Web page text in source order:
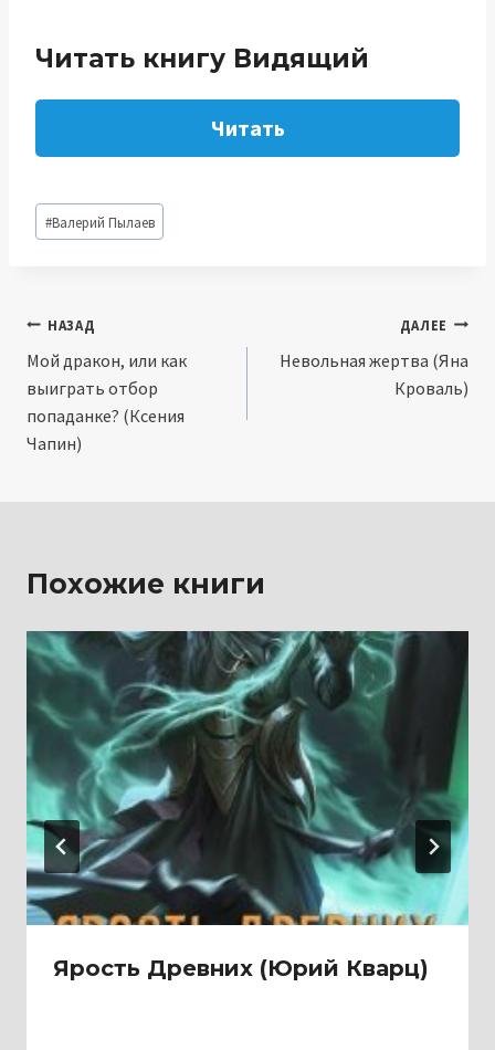
Читать книгу Видящий
Читать
Метки
записи:
#Валерий Пылаев
Навигация
по
записям
НАЗАД
Мой дракон, или как
выиграть отбор
попаданке? (Ксения
Чапин)
ДАЛЕЕ
Невольная жертва (Яна
Кроваль)
Похожие книги
Ярость Древних (Юрий Кварц)